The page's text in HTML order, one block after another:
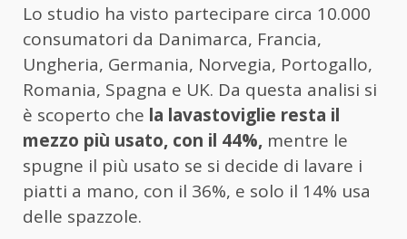
Lo studio ha visto partecipare circa 10.000
consumatori da Danimarca, Francia,
Ungheria, Germania, Norvegia, Portogallo,
Romania, Spagna e UK. Da questa analisi si
è scoperto che la lavastoviglie resta il
mezzo più usato, con il 44%, mentre le
spugne il più usato se si decide di lavare i
piatti a mano, con il 36%, e solo il 14% usa
delle spazzole.